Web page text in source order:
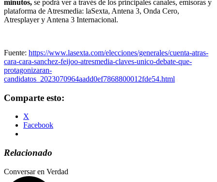
minutos, se podrá ver a través de los principales canales, emisoras y
plataforma de Atresmedia: laSexta, Antena 3, Onda Cero,
Atresplayer y Antena 3 Internacional.
Fuente: https://www.lasexta.com/elecciones/generales/cuenta-atras-
cara-cara-sanchez-feijoo-atresmedia-claves-unico-debate-que-
protagonizaran-
candidatos_2023070964aadd0ef7868800012fde54.html
Comparte esto:
X
Facebook
Relacionado
Conversar en Verdad